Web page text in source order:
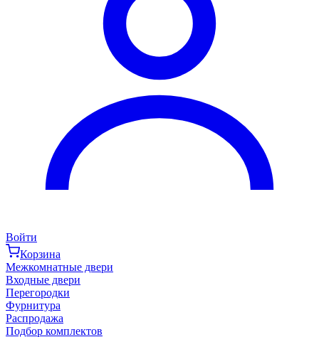
Войти
Корзина
Межкомнатные двери
Входные двери
Перегородки
Фурнитура
Распродажа
Подбор комплектов